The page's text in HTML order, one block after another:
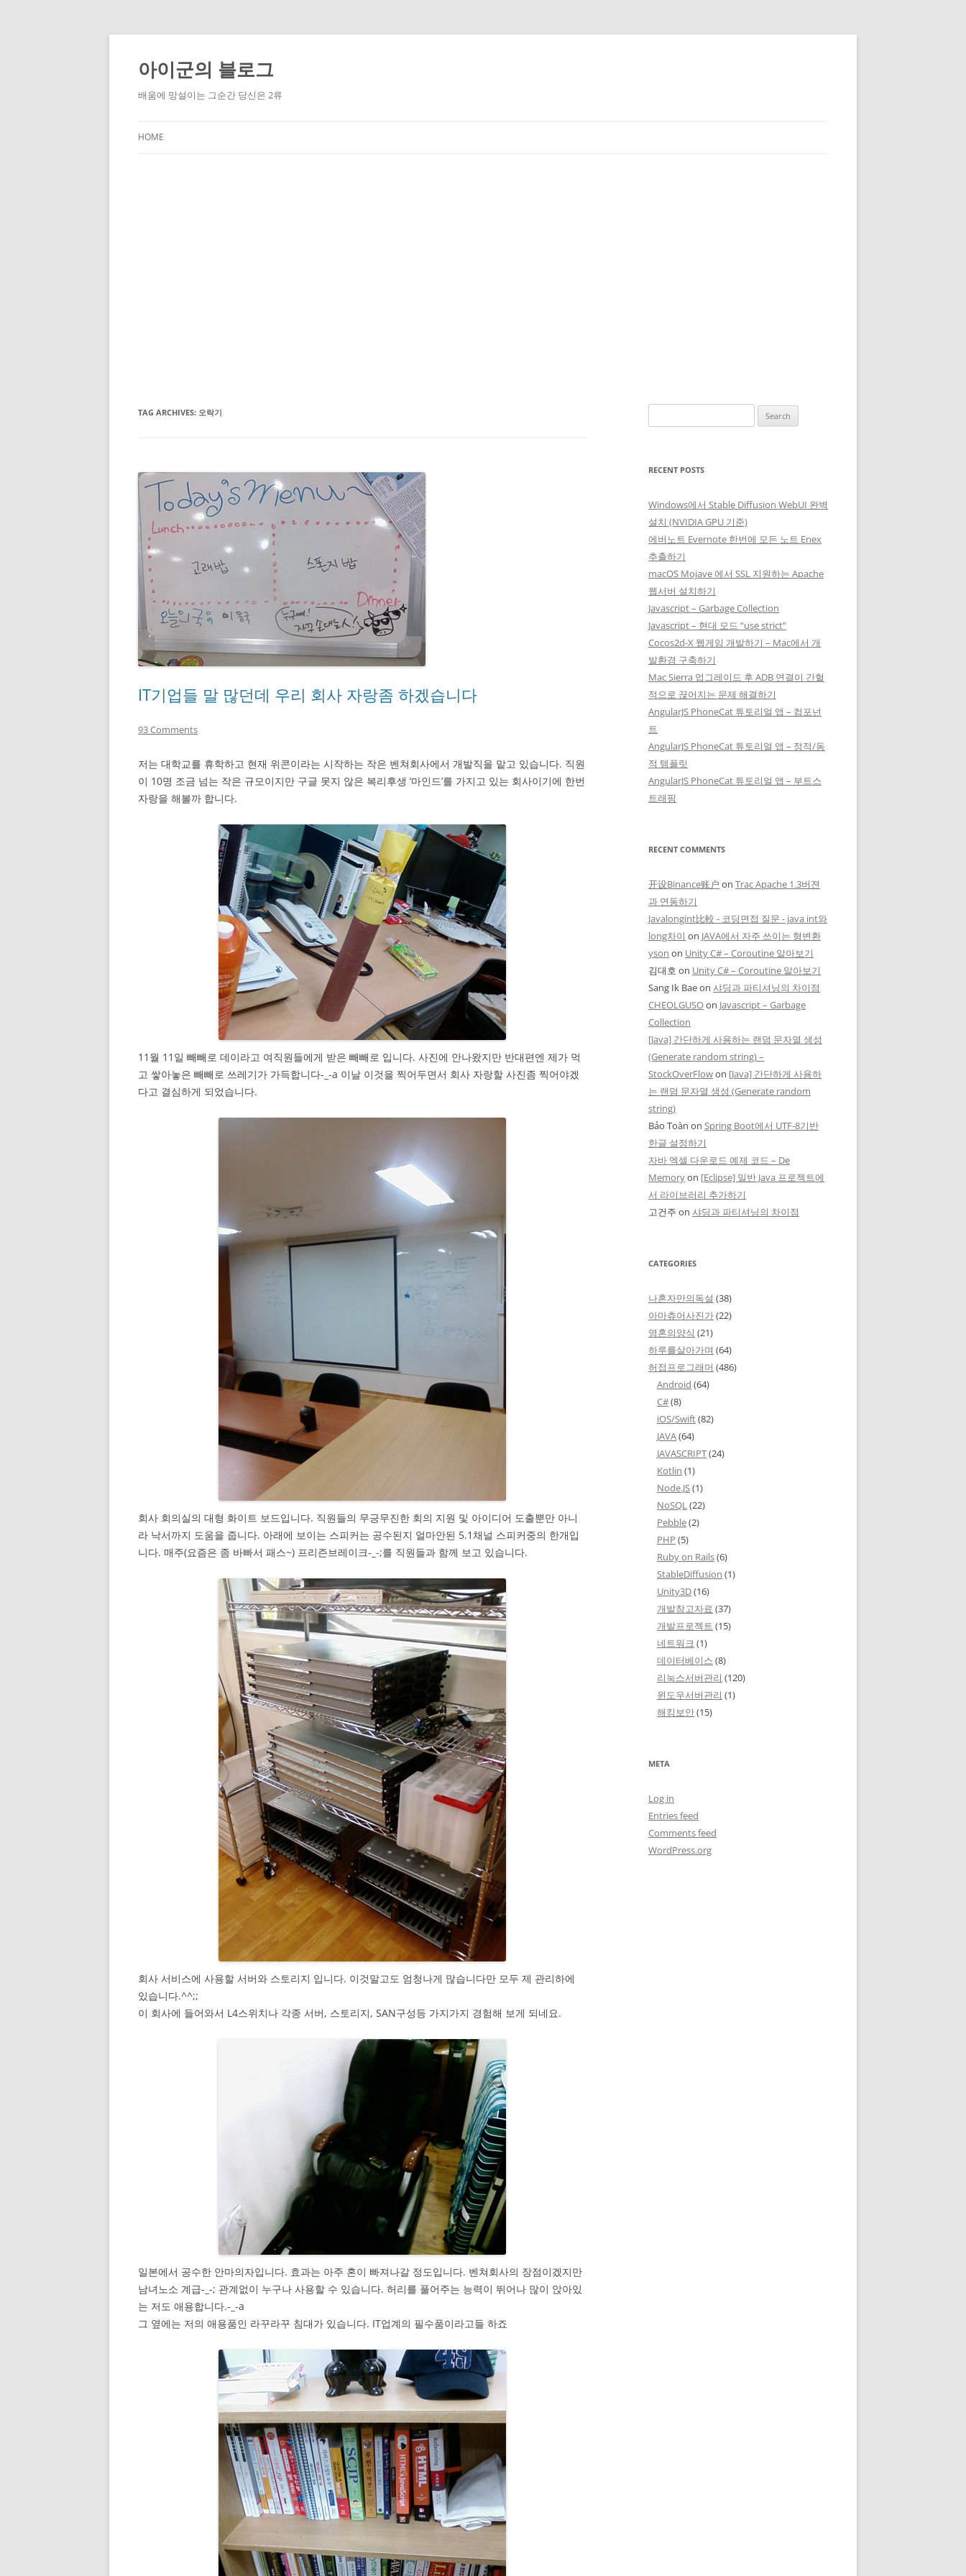
Skip
content
아이군의 블로그
배움에 망설이는 그순간 당신은 2류
HOME
TAG ARCHIVES: 오락기
IT기업들 말 많던데 우리 회사 자랑좀 하겠습니다
93 Comments
저는 대학교를 휴학하고 현재 위콘이라는 시작하는 작은 벤쳐회사에서 개발직을 맡고 있습니다. 직원
이 10명 조금 넘는 작은 규모이지만 구글 못지 않은 복리후생 ‘마인드’를 가지고 있는 회사이기에 한번
자랑을 해볼까 합니다.
11월 11일 빼빼로 데이라고 여직원들에게 받은 빼빼로 입니다. 사진에 안나왔지만 반대편엔 제가 먹
고 쌓아놓은 빼빼로 쓰레기가 가득합니다-_-a 이날 이것을 찍어두면서 회사 자랑할 사진좀 찍어야겠
다고 결심하게 되었습니다.
회사 회의실의 대형 화이트 보드입니다. 직원들의 무긍무진한 회의 지원 및 아이디어 도출뿐만 아니
라 낙서까지 도움을 줍니다. 아래에 보이는 스피커는 공수된지 얼마안된 5.1채널 스피커중의 한개입
니다. 매주(요즘은 좀 바빠서 패스~) 프리즌브레이크-_-;를 직원들과 함께 보고 있습니다.
회사 서비스에 사용할 서버와 스토리지 입니다. 이것말고도 엄청나게 많습니다만 모두 제 관리하에
있습니다.^^;;
이 회사에 들어와서 L4스위치나 각종 서버, 스토리지, SAN구성등 가지가지 경험해 보게 되네요.
일본에서 공수한 안마의자입니다. 효과는 아주 혼이 빠져나갈 정도입니다. 벤쳐회사의 장점이겠지만
남녀노소 계급-_-; 관계없이 누구나 사용할 수 있습니다. 허리를 풀어주는 능력이 뛰어나 많이 앉아있
는 저도 애용합니다.-_-a
그 옆에는 저의 애용품인 라꾸라꾸 침대가 있습니다. IT업계의 필수품이라고들 하죠
for:
RECENT POSTS
Windows에서 Stable Diffusion WebUI 완벽
설치 (NVIDIA GPU 기준)
에버노트 Evernote 한번에 모든 노트 Enex
추출하기
macOS Mojave 에서 SSL 지원하는 Apache
웹서버 설치하기
Javascript – Garbage Collection
Javascript – 현대 모드 “use strict”
Cocos2d-X 웹게임 개발하기 – Mac에서 개
발환경 구축하기
Mac Sierra 업그레이드 후 ADB 연결이 간헐
적으로 끊어지는 문제 해결하기
AngularJS PhoneCat 튜토리얼 앱 – 컴포넌
트
AngularJS PhoneCat 튜토리얼 앱 – 정적/동
적 템플릿
AngularJS PhoneCat 튜토리얼 앱 – 부트스
트래핑
RECENT COMMENTS
开设Binance账户 on Trac Apache 1.3버젼
과 연동하기
Javalongint比較 - 코딩면접 질문 - java int와
long차이 on JAVA에서 자주 쓰이는 형변환
yson on Unity C# – Coroutine 알아보기
김대호 on Unity C# – Coroutine 알아보기
Sang Ik Baeon 샤딩과 파티셔닝의 차이점
CHEOLGUSOon Javascript – Garbage
Collection
[Java] 간단하게 사용하는 랜덤 문자열 생성
(Generate random string) –
StockOverFlowon [Java] 간단하게 사용하
는 랜덤 문자열 생성 (Generate random
string)
Bảo Toàn on Spring Boot에서 UTF-8기반
한글 설정하기
자바 엑셀 다운로드 예제 코드 – De
Memoryon [Eclipse] 일반 Java 프로젝트에
서 라이브러리 추가하기
고건주 on 샤딩과 파티셔닝의 차이점
CATEGORIES
나혼자만의독설 (38)
아마츄어사진가(22)
영혼의양식 (21)
하루를살아가며 (64)
허접프로그래머 (486)
Android (64)
C#(8)
iOS/Swift(82)
JAVA(64)
JAVASCRIPT(24)
Kotlin (1)
Node.JS(1)
NoSQL(22)
Pebble(2)
PHP (5)
Ruby on Rails(6)
StableDiffusion (1)
Unity3D(16)
개발참고자료 (37)
개발프로젝트 (15)
네트워크 (1)
데이터베이스 (8)
리눅스서버관리 (120)
윈도우서버관리 (1)
해킹보안(15)
META
Log in
Entries feed
Comments feed
WordPress.org